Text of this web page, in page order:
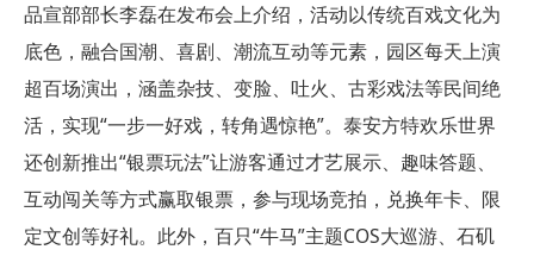
品宣部部长李磊在发布会上介绍，活动以传统百戏文化为
底色，融合国潮、喜剧、潮流互动等元素，园区每天上演
超百场演出，涵盖杂技、变脸、吐火、古彩戏法等民间绝
活，实现“一步一好戏，转角遇惊艳”。泰安方特欢乐世界
还创新推出“银票玩法”让游客通过才艺展示、趣味答题、
互动闯关等方式赢取银票，参与现场竞拍，兑换年卡、限
定文创等好礼。此外，百只“牛马”主题COS大巡游、石矶